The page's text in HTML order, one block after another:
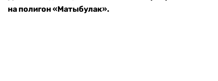
на полигон «Матыбулак».